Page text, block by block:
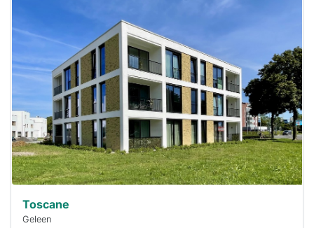
al verhuurd
Om kans te
maken moet je
binnen 15
minuten
reageren.
Stekkies helpt
je hierbij!
Toscane
Geleen